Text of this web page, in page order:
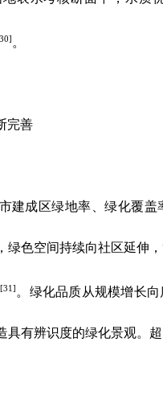
。
完善
成区绿地率、绿化覆盖
绿色空间持续向社区延伸，
[31] 。绿化品质从规模增长
具有辨识度的绿化景观。